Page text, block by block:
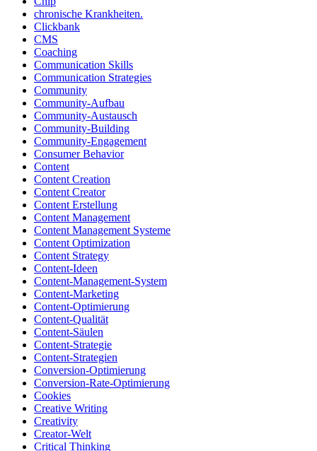
chronische Krankheiten.
Clickbank
CMS
Coaching
Communication Skills
Communication Strategies
Community
Community-Aufbau
Community-Austausch
Community-Building
Community-Engagement
Consumer Behavior
Content
Content Creation
Content Creator
Content Erstellung
Content Management
Content Management Systeme
Content Optimization
Content Strategy
Content-Ideen
Content-Management-System
Content-Marketing
Content-Optimierung
Content-Qualität
Content-Säulen
Content-Strategie
Content-Strategien
Conversion-Optimierung
Conversion-Rate-Optimierung
Cookies
Creative Writing
Creativity
Creator-Welt
Critical Thinking